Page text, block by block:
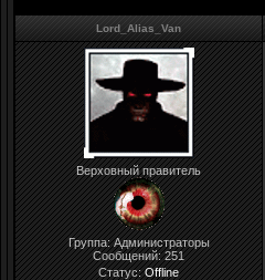
Lord_Alias_Van
Верховный правитель
Группа: Администраторы
Сообщений:251
Статус:Offline